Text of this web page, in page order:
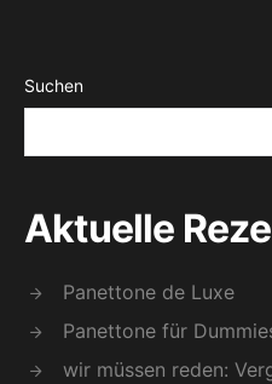
Suchen
Aktuelle
Panettone de Luxe
Panettone für
wir müssen reden: